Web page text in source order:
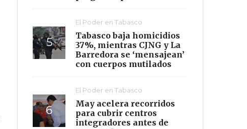
El Poder en Tabasco
Tabasco baja homicidios
37%, mientras CJNG y La
Barredora se ‘mensajean’
con cuerpos mutilados
El Poder en Tabasco
May acelera recorridos
para cubrir centros
integradores antes de